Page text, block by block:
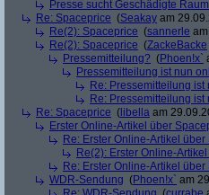
Presse sucht Geschädigte
Re: Spaceprice (Seakay am
Re(2): Spaceprice (sannerle
Re(2): Spaceprice (ZackeBacke
Pressemitteilung? (Phoen!x`
Pressemitteilung ist nun
Re: Pressemitteilung ist
Re: Pressemitteilung ist
Re: Spaceprice ( libella am
Erster Online-Artikel über
Re: Erster Online-Artikel
Re(2): Erster Online-
Re: Erster Online-Artikel
WDR-Sendung (Phoen!x` am